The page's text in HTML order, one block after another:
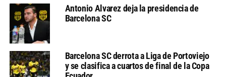
Antonio Alvarez deja la presidencia de
Barcelona SC
Barcelona SC derrota a Liga de Portoviejo
y se clasifica a cuartos de final de la Copa